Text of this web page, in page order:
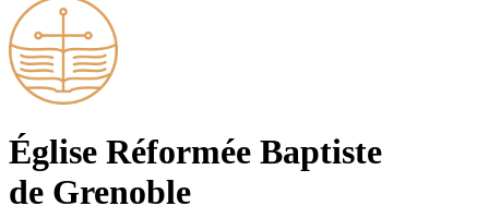
Église Ré­for­mée Bap­tiste
de Grenoble